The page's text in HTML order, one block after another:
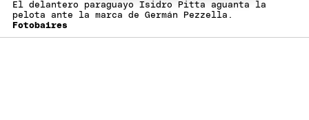
El delantero paraguayo Isidro Pitta aguanta la
pelota ante la marca de Germán Pezzella.
Fotobaires